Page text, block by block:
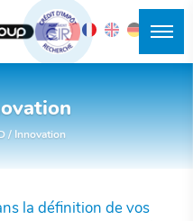
/ Innovation
la définition de vos